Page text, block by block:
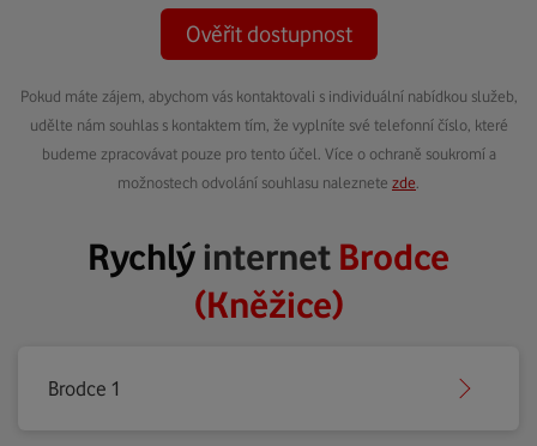
Ověřit dostupnost
Pokud máte zájem, abychom vás kontaktovali s individuální nabídkou služeb,
udělte nám souhlas s kontaktem tím, že vyplníte své telefonní číslo, které
budeme zpracovávat pouze pro tento účel. Více o ochraně soukromí a
možnostech odvolání souhlasu naleznete zde
Rychlýinternet Brodce
(Kněžice)
Brodce 1